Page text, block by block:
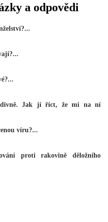
a odpovědi
divně. Jak jí říct, že mi na ní
víru?...
proti rakovině děložního